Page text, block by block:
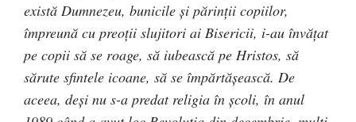
există Dumnezeu, bunicile şi părinţii copiilor,
împreună cu preoţii slujitori ai Bisericii, i-au învăţat
pe copii să se roage, să iubească pe Hristos, să
sărute sfintele icoane, să se împărtăşească. De
aceea, deşi nu s-a predat religia în şcoli, în anul